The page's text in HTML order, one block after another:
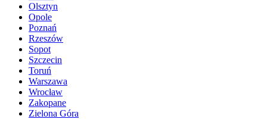
Olsztyn
Opole
Poznań
Rzeszów
Sopot
Szczecin
Toruń
Warszawa
Wrocław
Zakopane
Zielona Góra